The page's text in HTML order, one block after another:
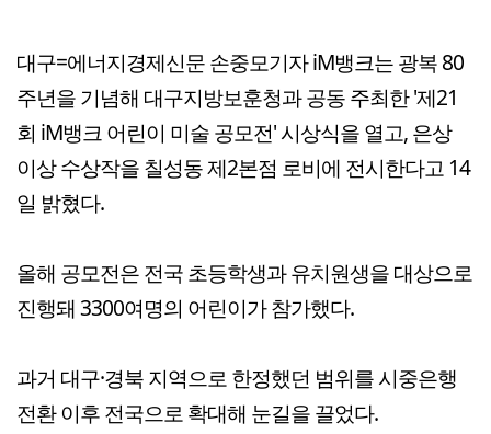
대구=에너지경제신문 손중모기자 iM뱅크는 광복 80
주년을 기념해 대구지방보훈청과 공동 주최한 '제21
회 iM뱅크 어린이 미술 공모전' 시상식을 열고, 은상
이상 수상작을 칠성동 제2본점 로비에 전시한다고 14
일 밝혔다.
올해 공모전은 전국 초등학생과 유치원생을 대상으로
진행돼 3300여명의 어린이가 참가했다.
과거 대구·경북 지역으로 한정했던 범위를 시중은행
전환 이후 전국으로 확대해 눈길을 끌었다.